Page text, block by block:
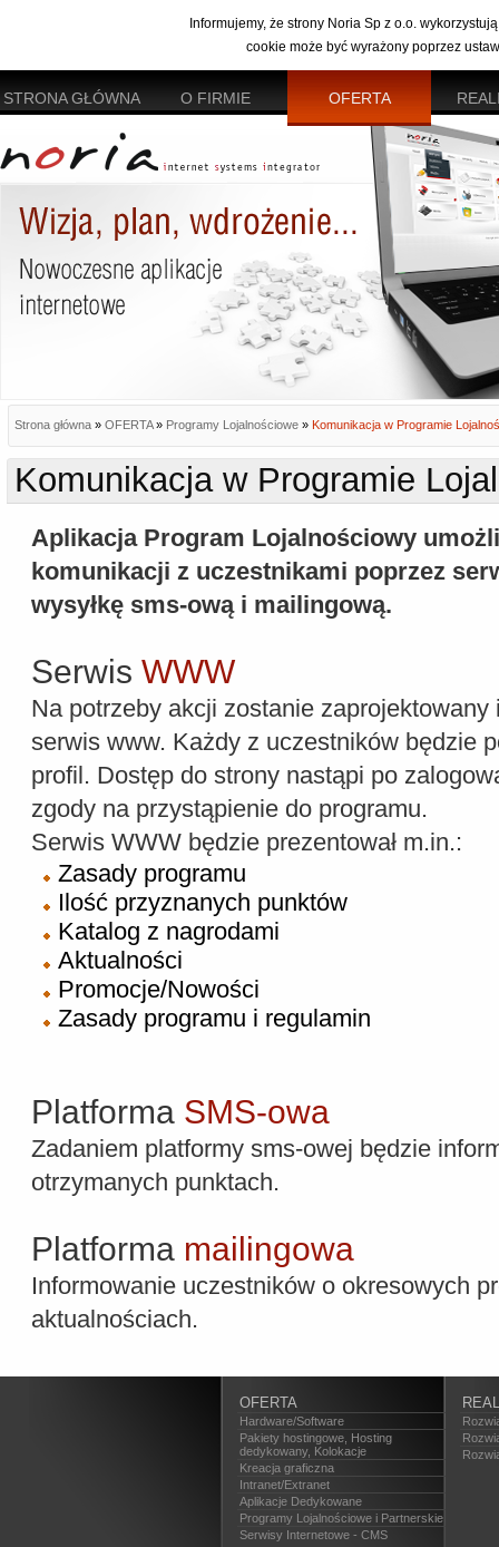
Informujemy, że strony Noria Sp z o.o.
cookie może być wyrażony poprzez
STRONA GŁÓWNA O FIRMIE OFERTA
Strona główna » OFERTA» Programy Lojalnościowe » Komunikacja w Programie
Komunikacja w Programie
Aplikacja Program Lojalnościowy
komunikacji z uczestnikami poprzez
wysyłkę sms-ową i mailingową.
Serwis WWW
Na potrzeby akcji zostanie
serwis www. Każdy z uczestników będzie
profil. Dostęp do strony nastąpi po
zgody na przystąpienie do programu.
Serwis WWW będzie prezentował m.in.:
Zasady programu
Ilość przyznanych punktów
Katalog z nagrodami
Aktualności
Promocje/Nowości
Zasady programu i regulamin
Platforma SMS-owa
Zadaniem platformy sms-owej będzie
otrzymanych punktach.
Platforma mailingowa
Informowanie uczestników o okresowych
aktualnościach.
OFERTA
Hardware/Software
Pakiety hostingowe, Hosting
dedykowany, Kolokacje
Kreacja graficzna
Intranet/Extranet
Aplikacje Dedykowane
Programy Lojalnościowe i Partnerskie
Serwisy Internetowe - CMS